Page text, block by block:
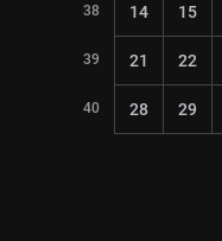
38 14 15
39 21 22
40 28 29